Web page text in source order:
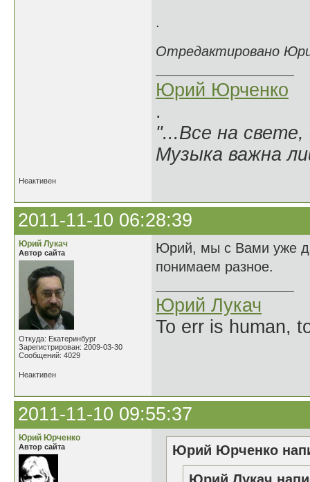
.
Отредактировано
Юрий Юрченко
.
"...Все на свете,
Музыка важна
Неактивен
2011-11-10 06:28:39
Юрий Лукач
Автор сайта
Откуда: Екатеринбург
Зарегистрирован: 2009-03-30
Сообщений: 4029
Юрий, мы с Вами уже
понимаем разное.
Юрий Лукач
To err is human,
Неактивен
2011-11-10 09:55:37
Юрий Юрченко
Автор сайта
Юрий Юрченко